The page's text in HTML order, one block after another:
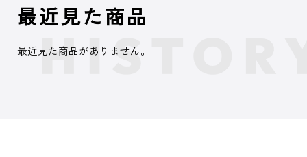
最近見た商品
最近見た商品がありません。